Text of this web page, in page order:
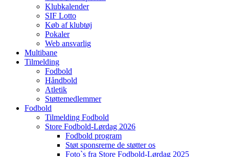
Klubkalender
SIF Lotto
Køb af klubtøj
Pokaler
Web ansvarlig
Multibane
Tilmelding
Fodbold
Håndbold
Atletik
Støttemedlemmer
Fodbold
Tilmelding Fodbold
Store Fodbold-Lørdag 2026
Fodbold program
Støt sponsrerne de støtter os
Foto`s fra Store Fodbold-Lørdag 2025